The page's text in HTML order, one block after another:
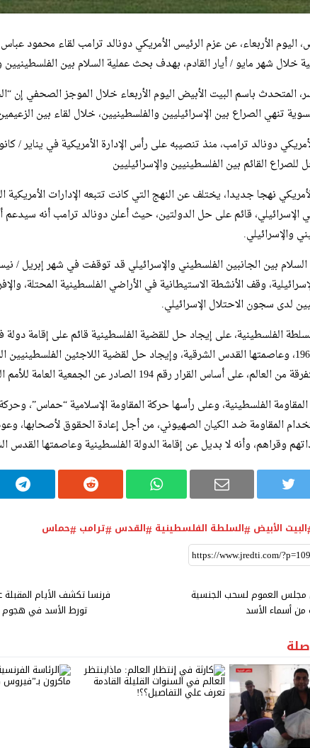
اليوم الأربعاء، عن عزم الرئيس الأمريكي دونالد ترامب لقاء محمود
خلال شهر مايو / أيار القادم، بهدف بحث عملية السلام بين الفلسطينيين
المتحدث باسم البيت الأبيض اليوم الأربعاء خلال الموجز الصحفي إن
الصراع بين الإسرائيليين والفلسطينيين، خلال لقاء بين الزعيمين 3 مايو
دونالد ترامب، منذ تنصيبه على رأس الإدارة الأمريكية في يناير /
للصراع القائم بين الفلسطينيين والإسرائيليين
نهجا جديدا، يختلف عن النهج التي كانت تتبعه الإدارات الأمريكية
الإسرائيلي، قائم على حل الدولتين، حيث أعلن دونالد ترامب أنه
والإسرائيلي.
وقف الأنشطة الاستيطانية في الأراضي الفلسطينية المحتلة،
لدى سجون الاحتلال الإسرائيلي.
الفلسطينية، على إيجاد حل للقضية الفلسطينية قائم على إقامة دولة
على حدود عام 1967، وعاصمتها القدس الشرقية، وإيجاد حل لقضية اللاجئين
على أساس القرار رقم 194 الصادر عن الجمعية العامة للأمم المتحدة.
الفلسطينية، وعلى رأسها حركة المقاومة الإسلامية “حماس”،
المقاومة ضد الكيان الصهيوني، من أجل إعادة الحقوق لأصحابها،
وقراهم، وأنه لا بديل عن إقامة الدولة الفلسطينية وعاصمتها القدس
البيت الأبيض السلطة الفلسطينية القدس ترامب حماس
مجلس العموم لسحب الجنسية
من أسماء الأسد
فرنسا تكشف الأيام المقبلة
تورط الأسد في